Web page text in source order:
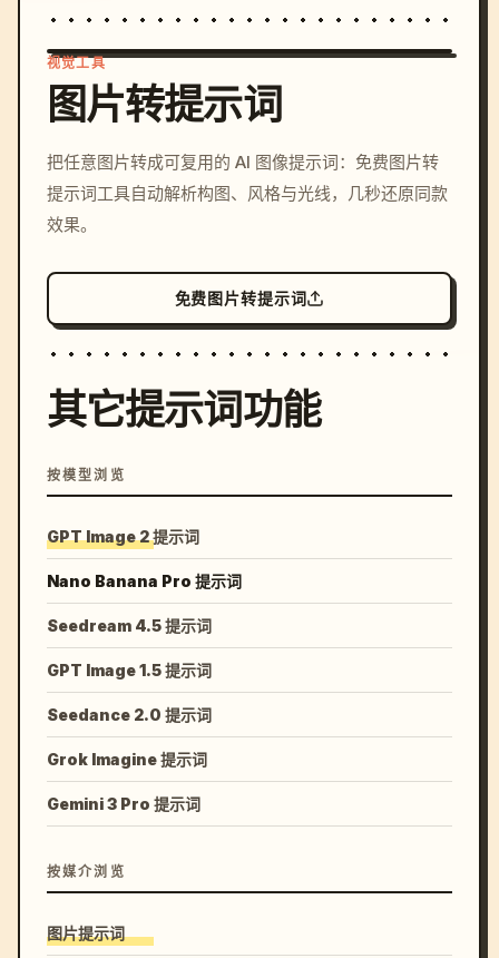
c, cyberpunk sunset, neon
colors, 8k --v 6.0
视觉工具
图片转提示词
把任意图片转成可复用的 AI 图像提示词：免费图片转
提示词工具自动解析构图、风格与光线，几秒还原同款
效果。
免费图片转提示词
其它提示词功能
按模型浏览
GPT Image 2 提示词
Nano Banana Pro 提示词
Seedream 4.5 提示词
GPT Image 1.5 提示词
Seedance 2.0 提示词
Grok Imagine 提示词
Gemini 3 Pro 提示词
按媒介浏览
图片提示词